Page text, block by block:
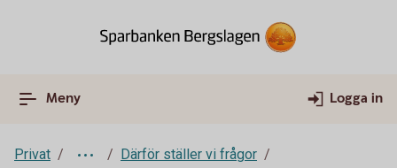
Meny Logga in
Privat
Därför ställer vi frågor